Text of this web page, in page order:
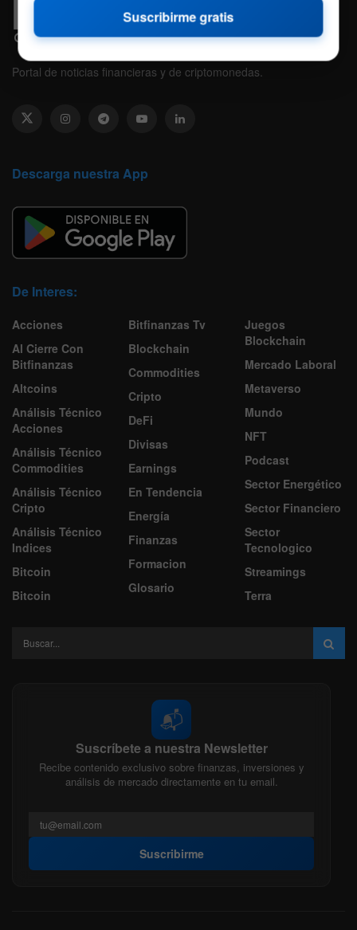
Portal de noticias financieras y de criptomonedas.
Descarga nuestra App
De Interes:
Acciones
Al Cierre Con
Bitfinanzas
Altcoins
Análisis Técnico
Acciones
Análisis Técnico
Commodities
Análisis Técnico
Cripto
Análisis Técnico
Indices
Bitcoin
Bitcoin
Bitfinanzas Tv
Blockchain
Commodities
Cripto
DeFi
Divisas
Earnings
En Tendencia
Energía
Finanzas
Formacion
Glosario
Juegos
Blockchain
Mercado Laboral
Metaverso
Mundo
NFT
Podcast
Sector Energético
Sector Financiero
Sector
Tecnologico
Streamings
Terra
📬
Suscríbete a nuestra Newsletter
Recibe contenido exclusivo sobre finanzas, inversiones y
análisis de mercado directamente en tu email.
Suscribirme
Suscribirme gratis